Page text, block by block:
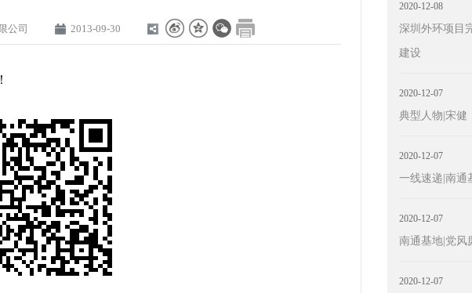
公司 2013-09-30
2020-12-08
深圳外环项目
建设
2020-12-07
典型人物|宋健
2020-12-07
一线速递|南通
2020-12-07
南通基地|党风
2020-12-07